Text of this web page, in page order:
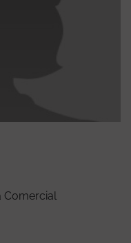
Comercial